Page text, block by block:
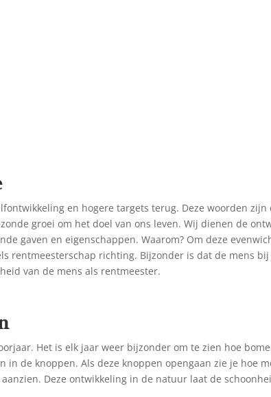
en hogere targets terug. Deze woorden zijn
groei om het doel van ons leven. Wij dienen de
gaven en eigenschappen. Waarom? Om deze
rentmeesterschap richting. Bijzonder is dat de mens
van de mens als rentmeester.
Het is elk jaar weer bijzonder om te zien hoe
de knoppen. Als deze knoppen opengaan zie je hoe
Deze ontwikkeling in de natuur laat de